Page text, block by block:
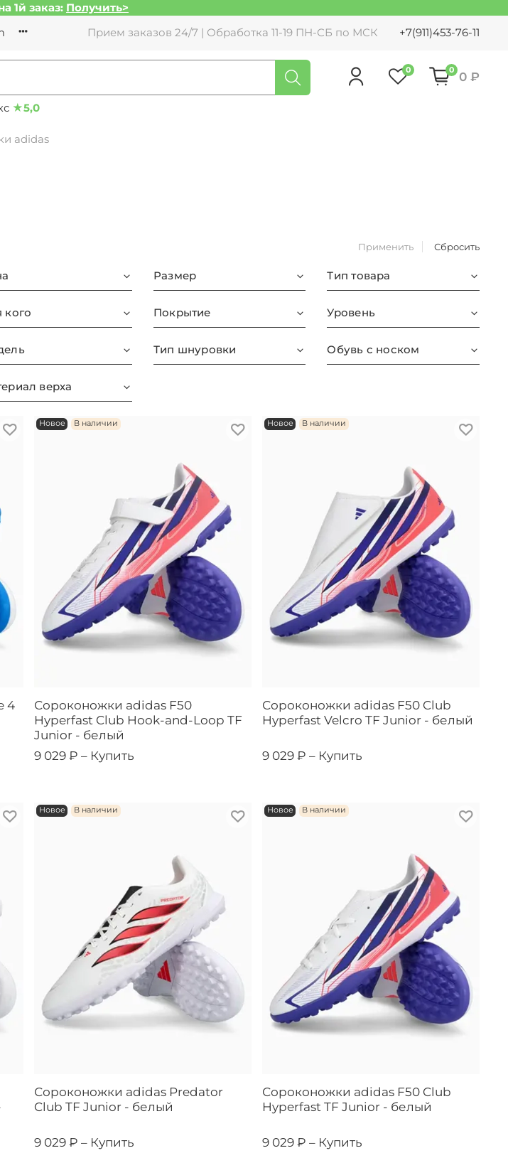
1й заказ: Получить>
Прием заказов 24/7 | Обработка 11-19 ПН-СБ по МСК +7(911)453-76-11
0 0 0 ₽
★5,0
adidas
Применить Сбросить
Размер Тип товара
кого Покрытие Уровень
Тип шнуровки Обувь с носком
верха
4
Новое В наличии
Сороконожки adidas F50
Hyperfast Club Hook-and-Loop TF
Junior - белый
9 029 ₽ – Купить
Новое В наличии
Сороконожки adidas F50 Club
Hyperfast Velcro TF Junior - белый
9 029 ₽ – Купить
Новое В наличии
Сороконожки adidas Predator
Club TF Junior - белый
9 029 ₽ – Купить
Новое В наличии
Сороконожки adidas F50 Club
Hyperfast TF Junior - белый
9 029 ₽ – Купить